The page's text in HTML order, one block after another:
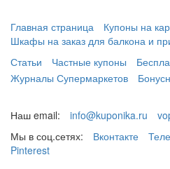
Главная страница Купоны на
Шкафы на заказ для балкона и
Статьи
Частные купоны
Журналы Супермаркетов
Наш email: info@kuponika.ru
Мы в соц.сетях:
Вконтакте
Pinterest